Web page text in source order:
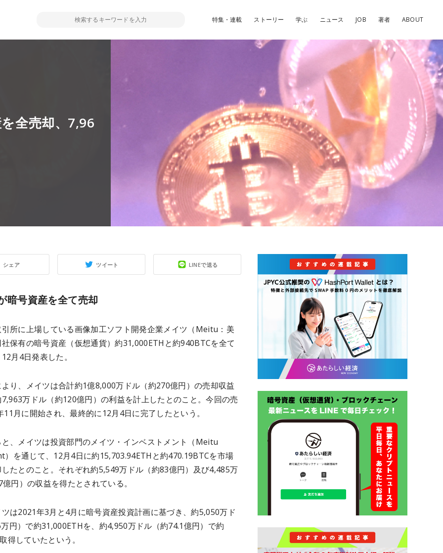
特集・連載 ストーリー 学ぶ ニュース JOB 著者 ABOUT
全売却、7,96
シェア ツイート LINEで送る
暗号資産を全て売却
所に上場している画像加工ソフト開発企業メイツ（Meitu：美
保有の暗号資産（仮想通貨）約31,000ETHと約940BTCを全て
月4日発表した。
り、メイツは合計約1億8,000万ドル（約270億円）の売却収益
万ドル（約120億円）の利益を計上したとのこと。今回の売
11月に開始され、最終的に12月4日に完了したという。
、メイツは投資部門のメイツ・インベストメント（Meitu
を通じて、12月4日に約15,703.94ETHと約470.19BTCを市場
たとのこと。それぞれ約5,549万ドル（約83億円）及び4,485万
円）の収益を得たとされている。
は2021年3月と4月に暗号資産投資計画に基づき、約5,050万ド
円）で約31,000ETHを、約4,950万ドル（約74.1億円）で約
得していたという。